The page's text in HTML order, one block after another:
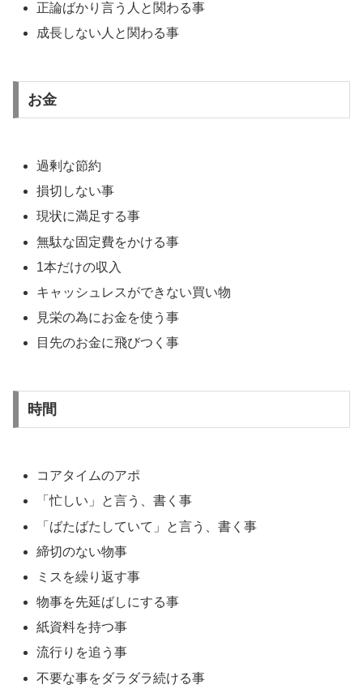
正論ばかり言う人と関わる事
成長しない人と関わる事
お金
過剰な節約
損切しない事
現状に満足する事
無駄な固定費をかける事
1本だけの収入
キャッシュレスができない買い物
見栄の為にお金を使う事
目先のお金に飛びつく事
時間
コアタイムのアポ
「忙しい」と言う、書く事
「ばたばたしていて」と言う、書く事
締切のない物事
ミスを繰り返す事
物事を先延ばしにする事
紙資料を持つ事
流行りを追う事
不要な事をダラダラ続ける事